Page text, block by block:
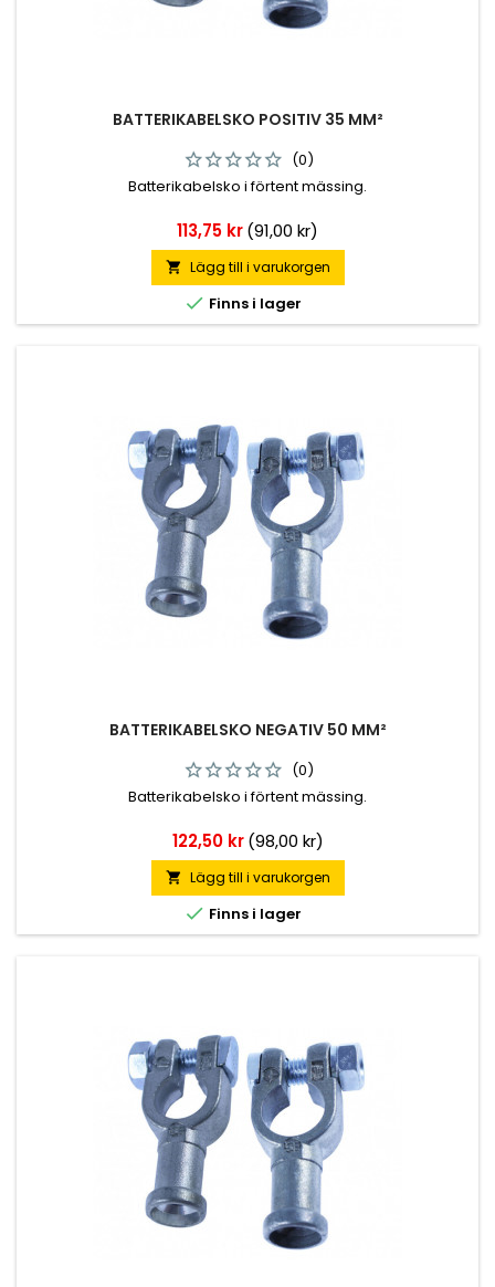
BATTERIKABELSKO POSITIV 35 MM²
(0)
Batterikabelsko i förtent mässing.
Pris
113,75 kr(91,00 kr)
 Lägg till i varukorgen
 Finns i lager
BATTERIKABELSKO NEGATIV 50 MM²
(0)
Batterikabelsko i förtent mässing.
Pris
122,50 kr (98,00 kr)
 Lägg till i varukorgen
 Finns i lager